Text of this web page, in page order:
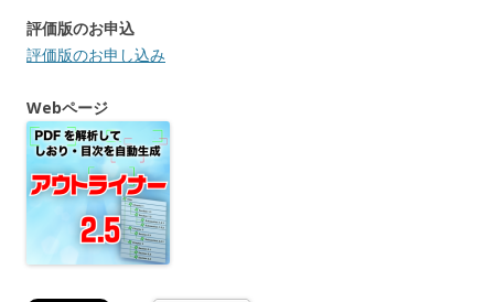
評価版のお申込
評価版のお申し込み
Webページ